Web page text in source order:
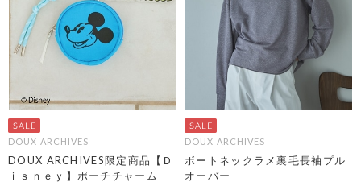
DOUX ARCHIVES
DOUX ARCHIVES限定商品【Ｄ
ｉｓｎｅｙ】ポーチチャーム
DOUX ARCHIVES
ボートネックラメ裏毛長袖プル
オーバー